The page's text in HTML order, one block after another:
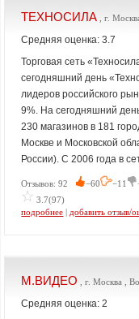
ТЕХНОСИЛА , г.
Средняя оценка: 3.7
Торговая сеть
сегодняшний день
лидеров российского
9%. На сегодняшний
230 магазинов в 181
Москве и Московской
России). С 2006 года в
Отзывов: 92 −60 −11
3.7(97)
подробнее | добавить отзыв/
М.ВИДЕО , г. Москва ,
Средняя оценка: 2